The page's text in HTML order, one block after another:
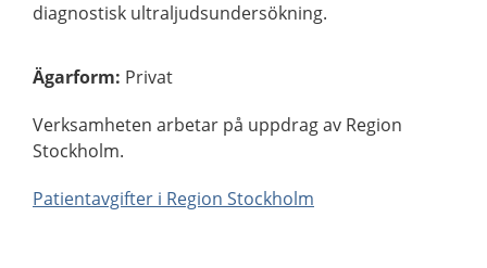
diagnostisk ultraljudsundersökning.
Ägarform: Privat
Verksamheten arbetar på uppdrag av Region
Stockholm.
Patientavgifter i Region Stockholm